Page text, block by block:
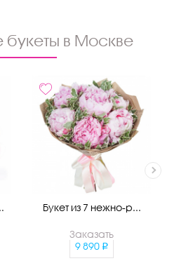
букеты в Москве
Букет из 7 нежно-р...
Заказать
9 890